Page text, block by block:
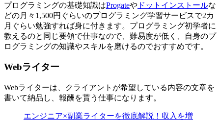
プログラミングの基礎知識はProgateや ドットインストールな
どの月々1,500円ぐらいのプログラミング学習サービスで2カ
月ぐらい勉強すれば身に付きます。プログラミング初学者に
教えるのと同じ要領で仕事なので、難易度が低く、
自身のプ
ログラミングの知識やスキルを磨けるのでおすすめです。
Webライター
Webライターは、クライアントが希望している内容の文章を
書いて納品し、報酬を貰う仕事になります。
エンジニア×副業ライターを徹底解説！収入を増